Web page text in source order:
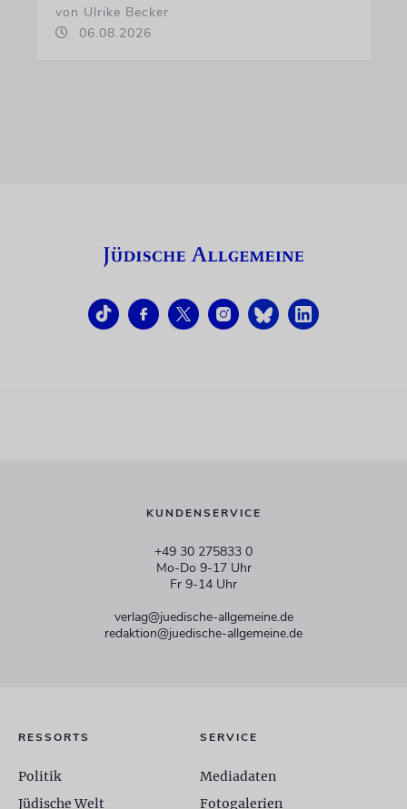
von Ulrike Becker
06.08.2026
KUNDENSERVICE
+49 30 275833 0
Mo-Do 9-17 Uhr
Fr 9-14 Uhr
verlag@juedische-allgemeine.de
redaktion@juedische-allgemeine.de
RESSORTS
Politik
Jüdische Welt
SERVICE
Mediadaten
Fotogalerien